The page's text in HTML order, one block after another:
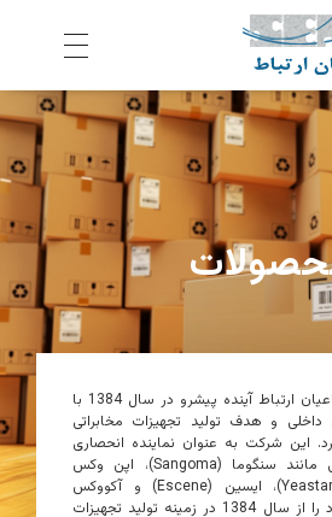
ارتباط آینده پیشرو
در سال 1384 با
داخلی و هدف تولید تجهیزات مخابراتی
این شرکت به عنوان نماینده انحصاری
مانند سنگوما (Sangoma)، اپن وکس
Yeastar
)، ایسین (Escene) و آکووکس
)، فعالیت خود را از سال 1384 در زمینه تولید تجهیزات